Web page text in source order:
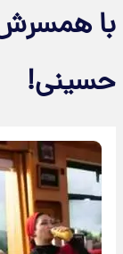
با
حسینی!